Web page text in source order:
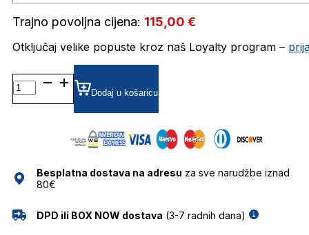
Trajno povoljna cijena: 115,00 €
Otključaj velike popuste kroz naš Loyalty program –
BL6087 SUNČANE
NAOČALE
BOLON
Dodaj u košaricu
Besplatna dostava na adresu za sve narudžbe iznad
80€
DPD ili BOX NOW dostava (3-7 radnih dana)